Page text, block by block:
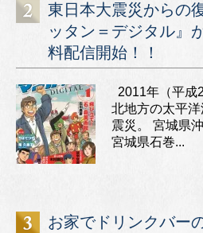
東日本大震災からの
ッタン＝デジタル』
料配信開始！！
2011年（平成
北地方の太平
震災。 宮城県
宮城県石巻...
お家でドリンクバー